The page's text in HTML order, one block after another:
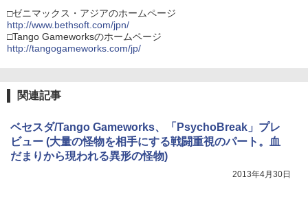
□ゼニマックス・アジアのホームページ
http://www.bethsoft.com/jpn/
□Tango Gameworksのホームページ
http://tangogameworks.com/jp/
関連記事
ベセスダ/Tango Gameworks、「PsychoBreak」プレ
ビュー (大量の怪物を相手にする戦闘重視のパート。血
だまりから現われる異形の怪物)
2013年4月30日